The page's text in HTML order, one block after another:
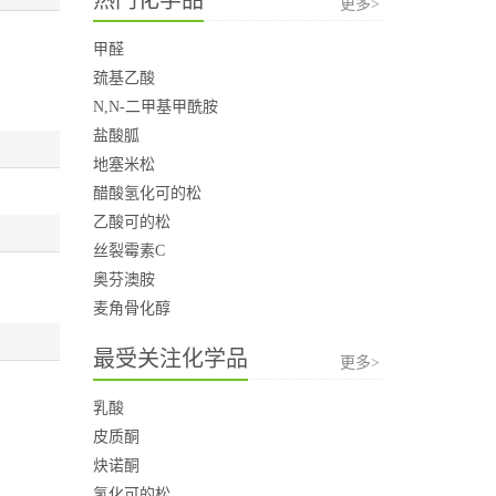
更多>
甲醛
巯基乙酸
N,N-二甲基甲酰胺
盐酸胍
地塞米松
醋酸氢化可的松
乙酸可的松
丝裂霉素C
奥芬澳胺
麦角骨化醇
最受关注化学品 更多>
乳酸
皮质酮
炔诺酮